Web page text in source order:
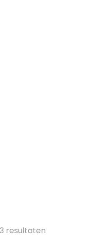
resultatenGesorteerd